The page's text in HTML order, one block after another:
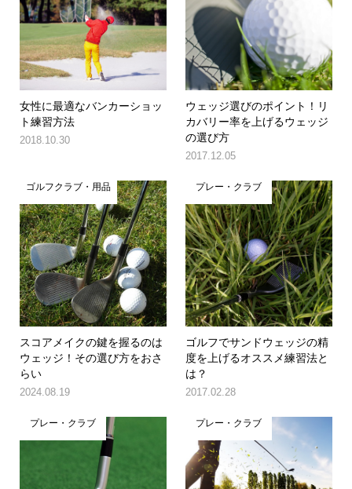
女性に最適なバンカーショッ
ト練習方法
2018.10.30
ウェッジ選びのポイント！リ
カバリー率を上げるウェッジ
の選び方
2017.12.05
ゴルフクラブ・用品
スコアメイクの鍵を握るのは
ウェッジ！その選び方をおさ
らい
2024.08.19
プレー・クラブ
ゴルフでサンドウェッジの精
度を上げるオススメ練習法と
は？
2017.02.28
プレー・クラブ プレー・クラブ